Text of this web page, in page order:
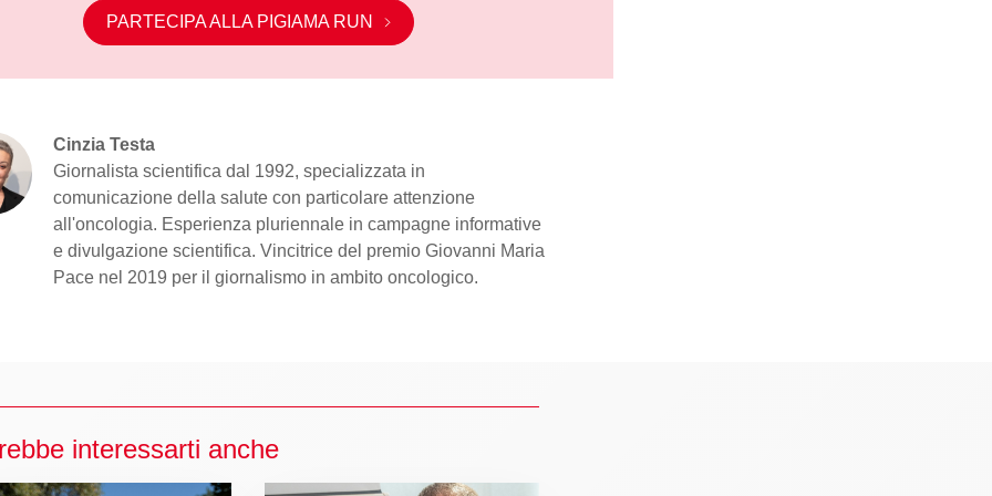
PARTECIPA ALLA PIGIAMA RUN
Cinzia Testa
Giornalista scientifica dal 1992, specializzata in
comunicazione della salute con particolare attenzione
all'oncologia. Esperienza pluriennale in campagne informative
e divulgazione scientifica. Vincitrice del premio Giovanni Maria
Pace nel 2019 per il giornalismo in ambito oncologico.
interessarti anche